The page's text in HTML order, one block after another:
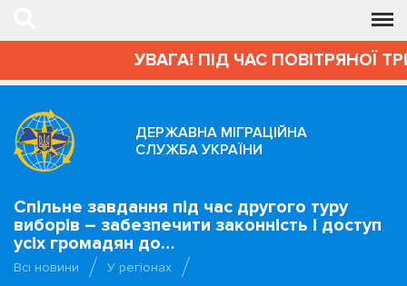
УВАГА! ПІД ЧАС ПОВІТРЯНОЇ
ДЕРЖАВНА МІГРАЦІЙНА
СЛУЖБА УКРАЇНИ
Спільне завдання під час другого туру
виборів – забезпечити законність і доступ
усіх громадян до…
Всі новини
У регіонах